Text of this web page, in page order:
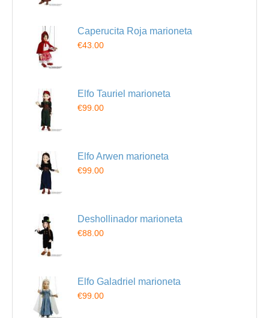
Caperucita Roja marioneta
€43.00
Elfo Tauriel marioneta
€99.00
Elfo Arwen marioneta
€99.00
Deshollinador marioneta
€88.00
Elfo Galadriel marioneta
€99.00